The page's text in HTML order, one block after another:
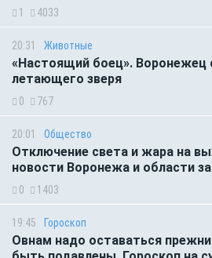
1 4033
20:31 Животные
«Настоящий боец». Воронежец
летающего зверя
0 767
20:01 Общество
Отключение света и жара на
новости Воронежа и области за
0 1403
19:45 Гороскоп
Овнам надо оставаться